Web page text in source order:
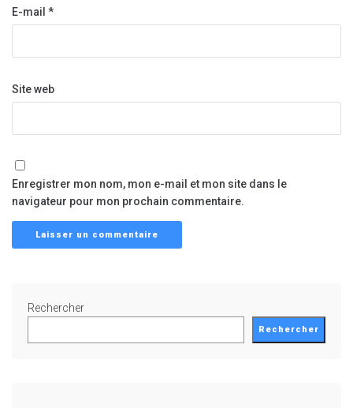
E-mail *
Site web
Enregistrer mon nom, mon e-mail et mon site dans le
navigateur pour mon prochain commentaire.
Rechercher
Rechercher